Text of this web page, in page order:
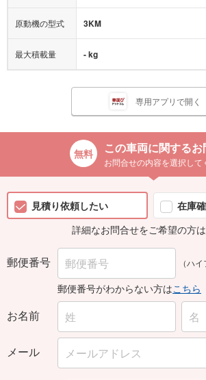
原動機の型式 3KM
最大積載量 - kg
専用アプリで開く
この車両に関する
お問合せの内容を選択して
見積り依頼したい
在庫
詳細なお問合せをご希望の方は
郵便番号 （ハ
郵便番号がわからない方はこちら
お名前
メール